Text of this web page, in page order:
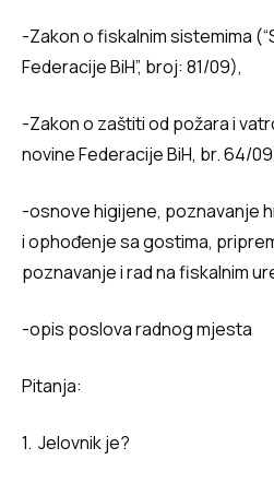
-Zakon o fiskalnim sistemima
Federacije BiH”, broj: 81/09),
-Zakon o zaštiti od požara i
novine Federacije BiH, br. 64/
-osnove higijene, poznavanje
i ophođenje sa gostima,
poznavanje i rad na fiskalnim
-opis poslova radnog mjesta
Pitanja:
1. Jelovnik je?